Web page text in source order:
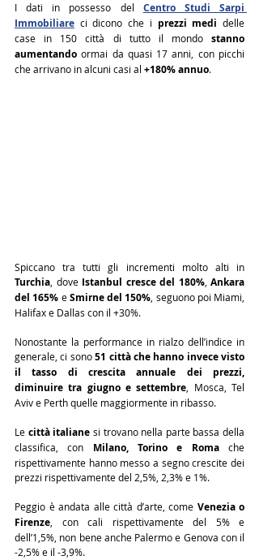
I dati in possesso del Centro Studi Sarpi
Immobiliare ci dicono che i prezzi medi delle
case in 150 città di tutto il mondo stanno
aumentando ormai da quasi 17 anni, con picchi
che arrivano in alcuni casi al +180% annuo.
Turchia, dove Istanbul cresce del 180%, Ankara
del 165% e Smirne del 150%, seguono poi Miami,
Halifax e Dallas con il +30%.
Nonostante la performance in rialzo dell’indice in
generale, ci sono 51 città che hanno invece visto
il tasso di crescita annuale dei prezzi,
diminuire tra giugno e settembre, Mosca, Tel
Aviv e Perth quelle maggiormente in ribasso.
Le città italiane si trovano nella parte bassa della
classifica, con Milano, Torino e Roma che
rispettivamente hanno messo a segno crescite dei
prezzi rispettivamente del 2,5%, 2,3% e 1%.
Peggio è andata alle città d’arte, come Venezia o
Firenze, con cali rispettivamente del 5% e
dell’1,5%, non bene anche Palermo e Genova con il
-2,5% e il -3,9%.